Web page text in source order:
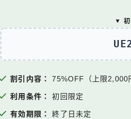
▼ 初
割引内容： 75%OFF（上限2,000
利用条件： 初回限定
有効期限： 終了日未定